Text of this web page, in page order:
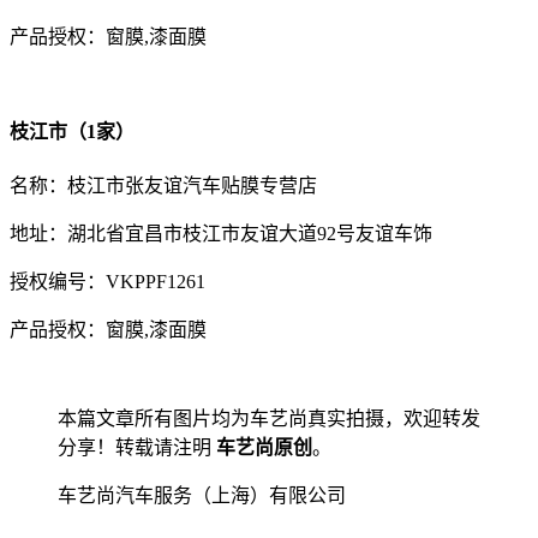
产品授权：窗膜,漆面膜
枝江市（1家）
名称：枝江市张友谊汽车贴膜专营店
地址：湖北省宜昌市枝江市友谊大道92号友谊车饰
授权编号：VKPPF1261
产品授权：窗膜,漆面膜
本篇文章所有图片均为车艺尚真实拍摄，欢迎转发
分享！转载请注明 车艺尚原创 。
车艺尚汽车服务（上海）有限公司